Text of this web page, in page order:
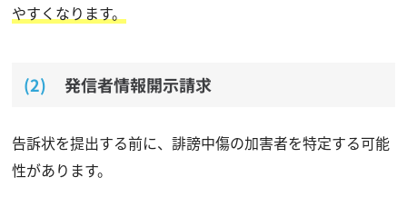
やすくなります。
発信者情報開示請求
告訴状を提出する前に、誹謗中傷の加害者を特定する可能
性があります。